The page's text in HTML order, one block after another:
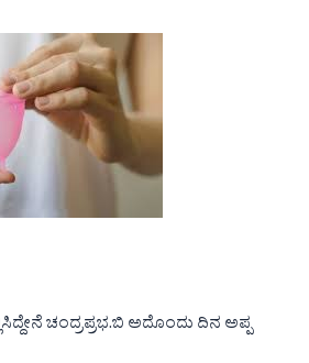
ಚಂದ್ರಪ್ರಭ.ಬಿ ಅದೊಂದು ದಿನ ಅಪ್ಪ